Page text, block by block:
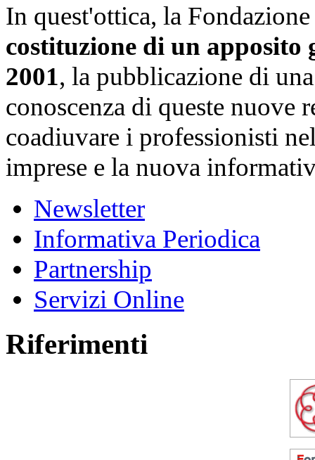
In quest'ottica, la
costituzione di un
2001, la pubblicazione di
conoscenza di queste
coadiuvare i professionisti
imprese e la nuova
Newsletter
Informativa Periodica
Partnership
Servizi Online
Riferimenti